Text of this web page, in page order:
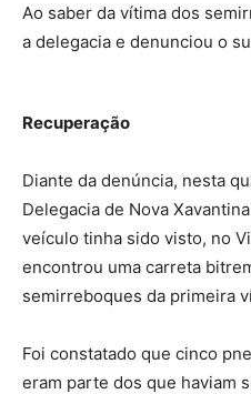
Ao saber da vítima dos
a delegacia e denunciou o
Recuperação
Diante da denúncia, nesta
Delegacia de Nova
veículo tinha sido visto, no
encontrou uma carreta
semirreboques da primeira
Foi constatado que cinco
eram parte dos que haviam